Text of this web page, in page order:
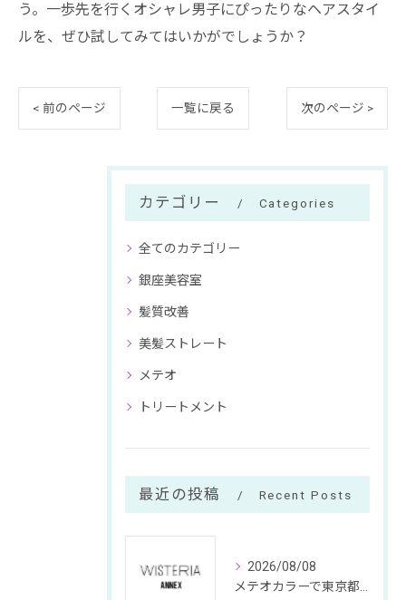
う。一歩先を行くオシャレ男子にぴったりなヘアスタイ
ルを、ぜひ試してみてはいかがでしょうか？
< 前のページ 一覧に戻る 次のページ >
カテゴリー Categories
全てのカテゴリー
銀座美容室
髪質改善
美髪ストレート
メテオ
トリートメント
最近の投稿 Recent Posts
2026/08/08